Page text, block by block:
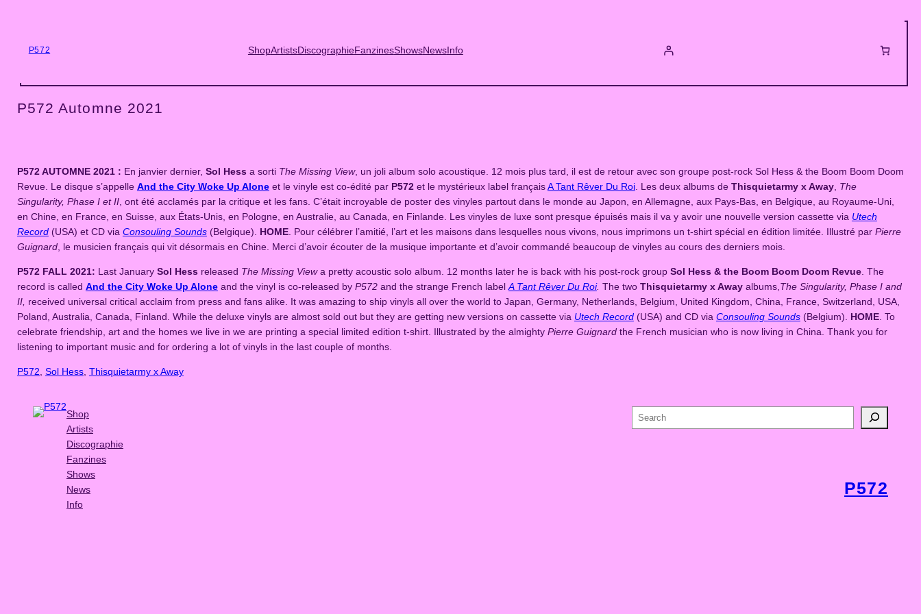
P572 ShopArtistsDiscographieFanzinesShowsNewsInfo
P572 Automne 2021
P572 AUTOMNE 2021 : En janvier dernier, Sol Hess a sorti The Missing View, un joli album solo acoustique. 12 mois plus tard, il est de retour avec son groupe post-rock Sol Hess & the Boom Boom Doom
Revue. Le disque s’appelle And the City Woke Up Aloneet le vinyle est co-édité par P572et le mystérieux label françaisA Tant Rêver Du Roi. Les deux albums de Thisquietarmy x Away, The
Singularity, Phase I et II, ont été acclamés par la critique et les fans. C’était incroyable de poster des vinyles partout dans le monde au Japon, en Allemagne, aux Pays-Bas, en Belgique, au Royaume-Uni,
en Chine, en France, en Suisse, aux États-Unis, en Pologne, en Australie, au Canada, en Finlande. Les vinyles de luxe sont presque épuisés mais il va y avoir une nouvelle version cassette via Utech
Record(USA) et CD via Consouling Sounds(Belgique). HOME. Pour célébrer l’amitié, l’art et les maisons dans lesquelles nous vivons, nous imprimons un t-shirt spécial en édition limitée. Illustré par Pierre
Guignard, le musicien français qui vit désormais en Chine. Merci d’avoir écouter de la musique importante et d’avoir commandé beaucoup de vinyles au cours des derniers mois.
P572 FALL 2021: Last January Sol Hess released The Missing Viewa pretty acoustic solo album. 12 months later he is back with his post-rock group Sol Hess & the Boom Boom Doom Revue. The
record is called And the City Woke Up Aloneand the vinyl is co-released by P572and the strange French label A Tant Rêver Du Roi. The twoThisquietarmy x Awayalbums, The Singularity, Phase I and
II, received universal critical acclaim from press and fans alike. It was amazing to ship vinyls all over the world to Japan, Germany, Netherlands, Belgium, United Kingdom, China, France, Switzerland, USA,
Poland, Australia, Canada, Finland. While the deluxe vinyls are almost sold out but they are getting new versions on cassette via Utech Record(USA) and CD via Consouling Sounds(Belgium). HOME. To
celebrate friendship, art and the homes we live in we are printing a special limited edition t-shirt. Illustrated by the almighty Pierre Guignardthe French musician who is now living in China. Thank you for
listening to important music and for ordering a lot of vinyls in the last couple of months.
P572 Sol Hess, Thisquietarmy x Away
Shop
Artists
Discographie
Fanzines
Shows
News
Info
e
P572